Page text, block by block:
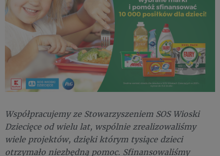
Współpracujemy ze Stowarzyszeniem SOS Wioski
Dziecięce od wielu lat, wspólnie zrealizowaliśmy
wiele projektów, dzięki którym tysiące dzieci
otrzymało niezbędną pomoc. Sfinansowaliśmy